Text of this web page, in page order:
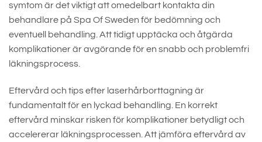
symtom är det viktigt att omedelbart kontakta din
behandlare på Spa Of Sweden för bedömning och
eventuell behandling. Att tidigt upptäcka och åtgärda
komplikationer är avgörande för en snabb och problemfri
läkningsprocess.
Eftervård och tips efter laserhårborttagning är
fundamentalt för en lyckad behandling. En korrekt
eftervård minskar risken för komplikationer betydligt och
accelererar läkningsprocessen. Att jämföra eftervård av